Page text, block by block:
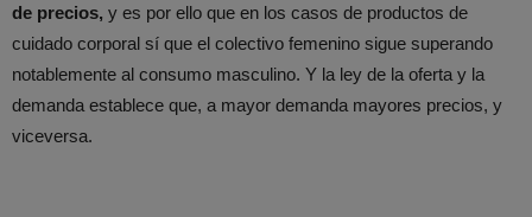
de precios, y es por ello que en los casos de productos de
cuidado corporal sí que el colectivo femenino sigue superando
notablemente al consumo masculino. Y la ley de la oferta y la
demanda establece que, a mayor demanda mayores precios, y
viceversa.